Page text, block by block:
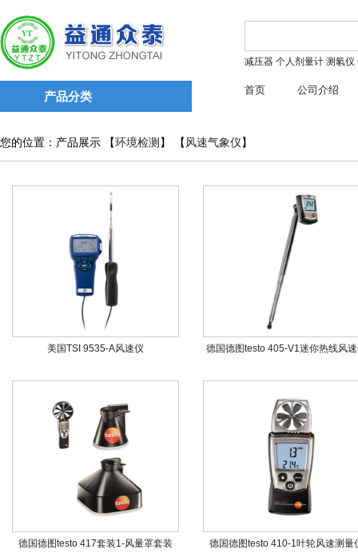
产品分类
减压器 个人剂量计 测氡仪
首页 公司介绍
您的位置：产品展示 【环境检测 】 【 风速气象仪 】
美国TSI 9535-A风速仪 德国德图testo 405-V1迷你热线风
德国德图testo 417套装1-风量罩套装 德国德图testo 410-1叶轮风速测量